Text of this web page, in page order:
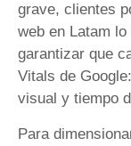
grave, clientes
web en Latam
garantizar que
Vitals de
visual y tiempo
Para